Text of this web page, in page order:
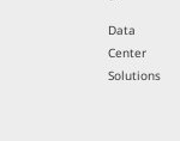
Data
Center
Solutions